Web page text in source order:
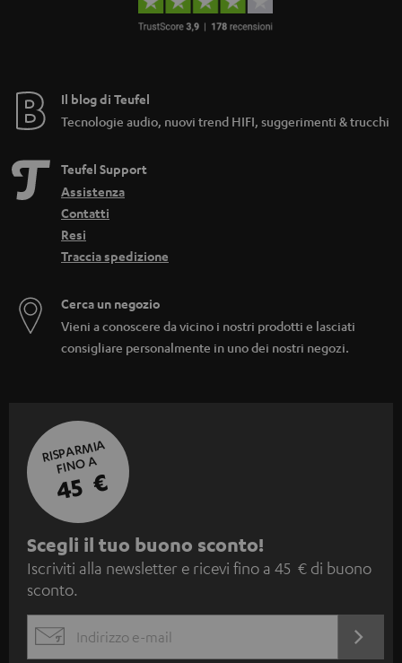
Il blog di Teufel
Tecnologie audio, nuovi trend HIFI, suggerimenti & trucchi
Teufel Support
Assistenza
Contatti
Resi
Traccia spedizione
Cerca un negozio
Vieni a conoscere da vicino i nostri prodotti e lasciati
consigliare personalmente in uno dei nostri negozi.
RISPARMIA
FINO A
45 €
I
s
c
i
Scegli il tuo buono sconto!
Iscriviti alla newsletter e ricevi fino a 45 € di buono
sconto.
EMAIL
ORA